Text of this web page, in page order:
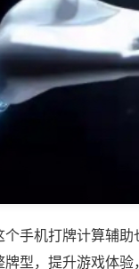
手机打牌计算辅
型，提升游戏体验